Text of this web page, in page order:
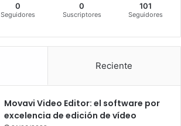
0
Seguidores
0
Suscriptores
101
Seguidores
Reciente
Movavi Video Editor: el software por
excelencia de edición de vídeo